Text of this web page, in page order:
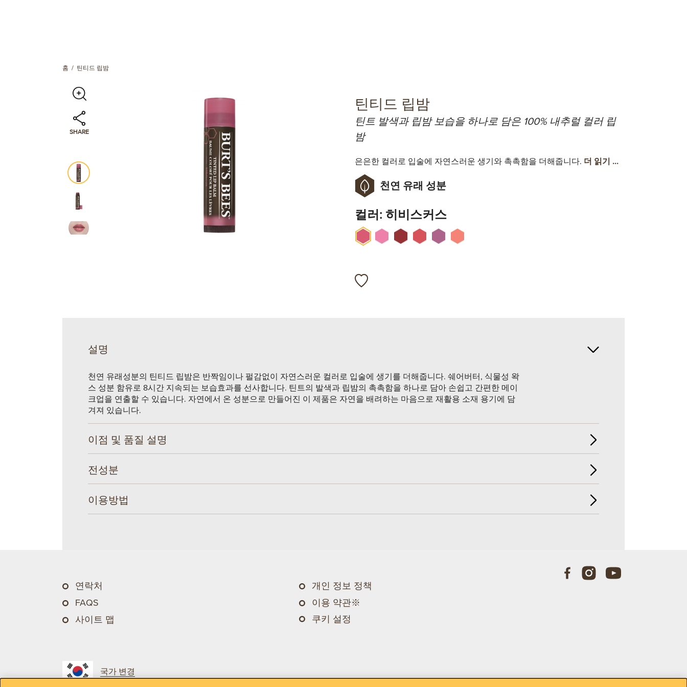
홈 틴티드 립밤
틴티드 립밤
틴트 발색과 립밤 보습을 하나로 담은 100% 내추럴 컬러 립
밤
은은한 컬러로 입술에 자연스러운 생기와 촉촉함을 더해줍니다. 더 읽기 ...
천연 유래 성분
컬러: 히비스커스
설명
천연 유래성분의 틴티드 립밤은 반짝임이나 펄감없이 자연스러운 컬러로 입술에 생기를 더해줍니다. 쉐어버터, 식물성 왁
스 성분 함유로 8시간 지속되는 보습효과를 선사합니다. 틴트의 발색과 립밤의 촉촉함을 하나로 담아 손쉽고 간편한 메이
크업을 연출할 수 있습니다. 자연에서 온 성분으로 만들어진 이 제품은 자연을 배려하는 마음으로 재활용 소재 용기에 담
겨져 있습니다.
이점 및 품질 설명
전성분
이용방법
연락처
FAQS
사이트 맵
개인 정보 정책
이용 약관※
쿠키 설정
국가 변경